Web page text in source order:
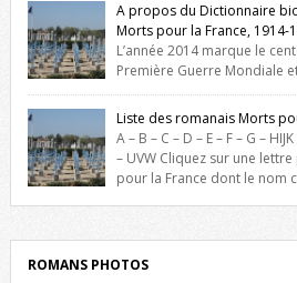
A propos du Dictionnaire
Morts pour la France, 1914-
L’année 2014 marque le
Première Guerre Mondiale
biographique veut rendre hommage aux
France durant ce conflit. La base de cette
constituée des noms gravés sur les
l’Hôtel de Ville, du lycée du Dauphiné et
Liste des romanais Morts
A – B – C – D – E – F – G –
– UVW Cliquez sur une
pour la France dont le nom
ROMANS PHOTOS